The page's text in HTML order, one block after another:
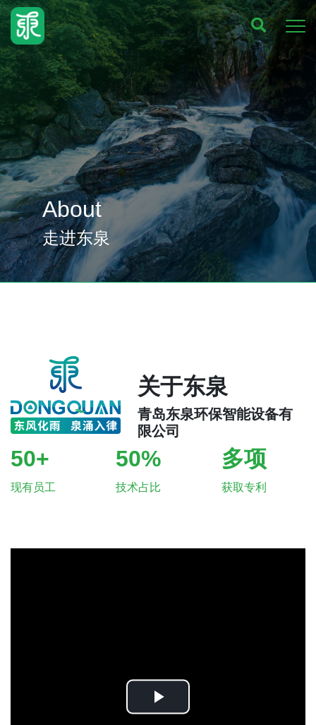
About
走进东泉
关于东泉
青岛东泉环保智能设备有
限公司
50+
现有员工
50%
技术占比
多项
获取专利
Play